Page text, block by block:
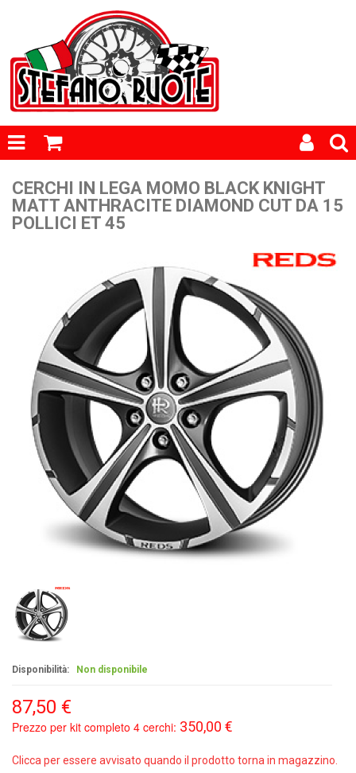
CERCHI IN LEGA MOMO BLACK KNIGHT
MATT ANTHRACITE DIAMOND CUT DA 15
POLLICI ET 45
Disponibilità: Non disponibile
87,50 €
Prezzo per kit completo 4 cerchi: 350,00 €
Clicca per essere avvisato quando il prodotto torna in magazzino.